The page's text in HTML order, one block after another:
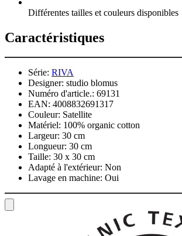
Différentes tailles et couleurs disponibles
Caractéristiques
Série: RIVA
Designer: studio blomus
Numéro d'article.: 69131
EAN: 4008832691317
Couleur: Satellite
Matériel: 100% organic cotton
Largeur: 30 cm
Longueur: 30 cm
Taille: 30 x 30 cm
Adapté à l'extérieur: Non
Lavage en machine: Oui